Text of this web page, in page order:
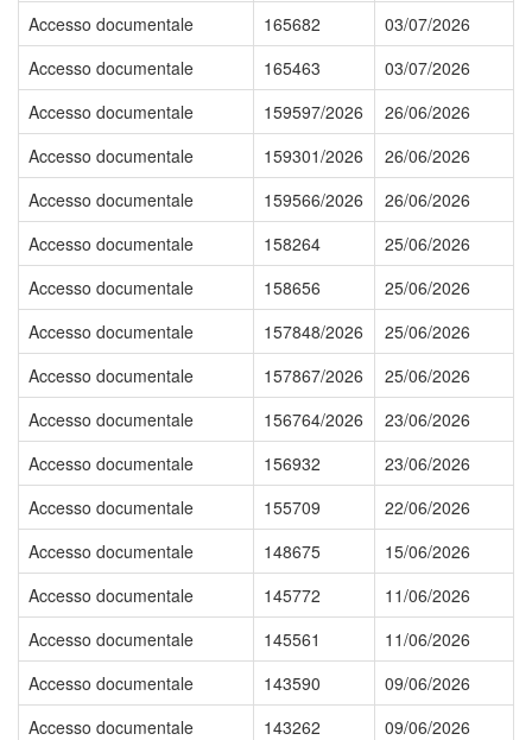
Accesso documentale
165682
03/07/2026
Accesso documentale
165463
03/07/2026
Accesso documentale
159597/2026
26/06/2026
Accesso documentale
159301/2026
26/06/2026
Accesso documentale
159566/2026
26/06/2026
Accesso documentale
158264
25/06/2026
Accesso documentale
158656
25/06/2026
Accesso documentale
157848/2026
25/06/2026
Accesso documentale
157867/2026
25/06/2026
Accesso documentale
156764/2026
23/06/2026
Accesso documentale
156932
23/06/2026
Accesso documentale
155709
22/06/2026
Accesso documentale
148675
15/06/2026
Accesso documentale
145772
11/06/2026
Accesso documentale
145561
11/06/2026
Accesso documentale
143590
09/06/2026
Accesso documentale
143262
09/06/2026